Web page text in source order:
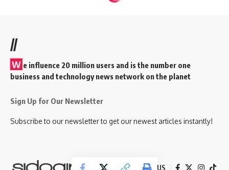
//
W e influence 20 million users and is the number one
business and technology news network on the planet
Sign Up for Our Newsletter
Subscribe to our newsletter to get our newest articles instantly!
Follow US